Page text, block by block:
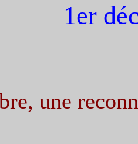
1er
une